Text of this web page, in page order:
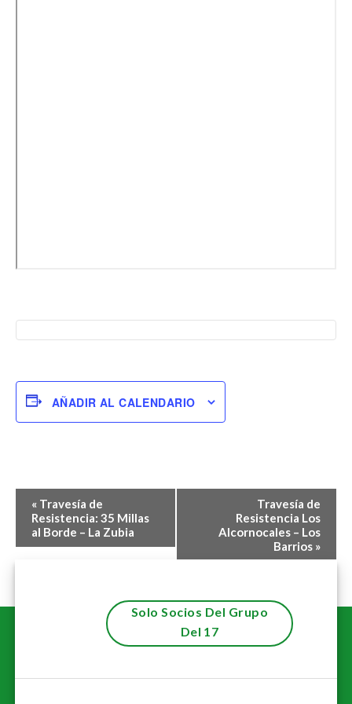
AÑADIR AL CALENDARIO
Navegación
del
Evento
« Travesía de
Resistencia: 35 Millas
al Borde – La Zubia
Travesía de
Resistencia Los
Alcornocales – Los
Barrios »
Solo Socios Del Grupo
Del 17